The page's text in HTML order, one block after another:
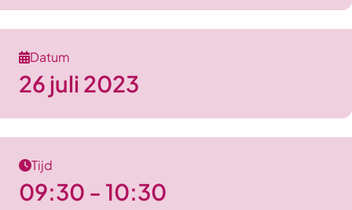
Datum
26 juli 2023
Tijd
09:30 - 10:30